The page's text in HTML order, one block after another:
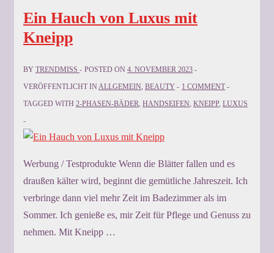
Ein Hauch von Luxus mit
Kneipp
BY TRENDMISS POSTED ON 4. NOVEMBER 2023
VERÖFFENTLICHT INALLGEMEIN, BEAUTY
1 COMMENT
TAGGED WITH 2-PHASEN-BÄDER, HANDSEIFEN, KNEIPP, LUXUS
Werbung / Testprodukte Wenn die Blätter fallen und es
draußen kälter wird, beginnt die gemütliche Jahreszeit. Ich
verbringe dann viel mehr Zeit im Badezimmer als im
Sommer. Ich genieße es, mir Zeit für Pflege und Genuss zu
nehmen. Mit Kneipp …